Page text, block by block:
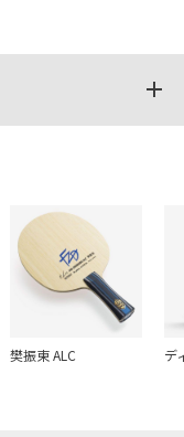
樊振東 ALC デ